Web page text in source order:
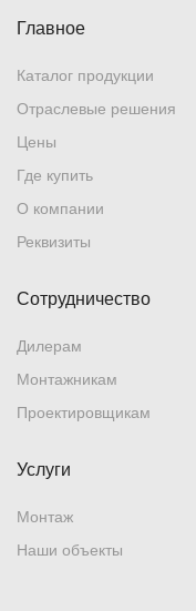
Главное
Каталог продукции
Отраслевые решения
Цены
Где купить
О компании
Реквизиты
Сотрудничество
Дилерам
Монтажникам
Проектировщикам
Услуги
Монтаж
Наши объекты